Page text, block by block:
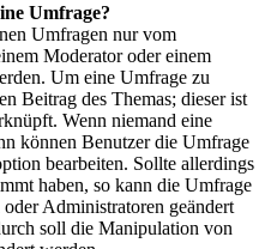
Umfrage?
Umfragen nur vom
Moderator oder einem
Um eine Umfrage zu
Beitrag des Themas; dieser ist
Wenn niemand eine
können Benutzer die Umfrage
bearbeiten. Sollte allerdings
haben, so kann die Umfrage
Administratoren geändert
soll die Manipulation von